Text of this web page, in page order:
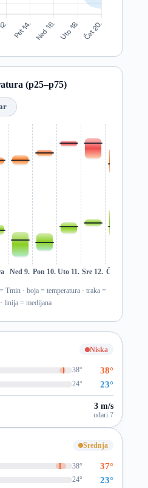
(p25–p75)
Ned 9. Pon 10. Uto 11. Sre 12. Čet 13.
Tmin · boja = temperatura · traka =
linija = medijana
Niska
38° 38°
24° 23°
3 m/s
udari 7
Srednja
38° 37°
24° 23°